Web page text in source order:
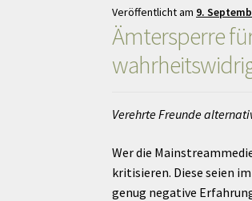
Veröffentlicht am 9.
Ämtersperre
Verehrte Freunde
Wer die
kritisieren. Diese seien
genug negative